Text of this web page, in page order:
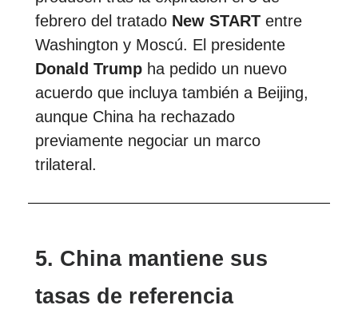
febrero del tratado New START entre
Washington y Moscú. El presidente
Donald Trump ha pedido un nuevo
acuerdo que incluya también a Beijing,
aunque China ha rechazado
previamente negociar un marco
trilateral.
5. China mantiene sus
tasas de referencia